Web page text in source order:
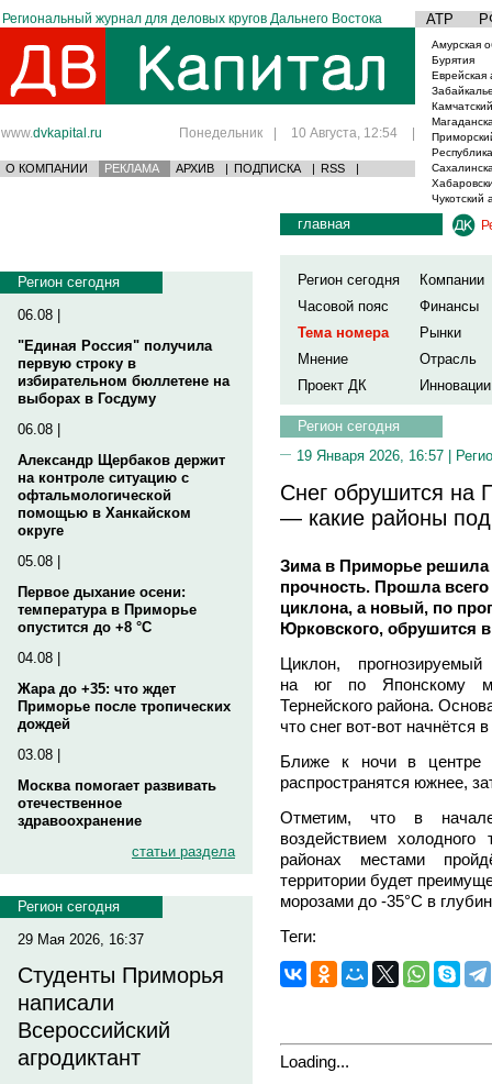
Региональный журнал для деловых кругов Дальнего Востока АТР
www.dvkapital.ru Понедельник | 10 Августа, 12:54 |
О КОМПАНИИ РЕКЛАМА АРХИВ | ПОДПИСКА | RSS |
Амурская
Бурятия
Еврейская
Чукотский
Регион сегодня
06.08 |
"Единая Россия" получила
первую строку в
избирательном бюллетене на
выборах в Госдуму
06.08 |
Александр Щербаков держит
на контроле ситуацию с
офтальмологической
помощью в Ханкайском
округе
05.08 |
Первое дыхание осени:
температура в Приморье
опустится до +8 °C
04.08 |
Жара до +35: что ждет
Приморье после тропических
дождей
03.08 |
Москва помогает развивать
отечественное
здравоохранение
статьи раздела
Регион сегодня
29 Мая 2026, 16:37
Студенты Приморья
написали
Всероссийский
агродиктант
главная
Регион сегодня
Компании
Часовой пояс
Финансы
Тема номера
Рынки
Мнение
Отрасль
Проект ДК
Инновации
Регион сегодня
19 Января 2026, 16:57 |
Снег обрушится на
— какие районы
Зима в Приморье решила
прочность. Прошла
циклона, а новый, по
Юрковского, обрушится
Циклон,
на юг по Японскому
Тернейского района.
что снег вот-вот начнётся
Ближе к ночи в центре
распространятся южнее,
Отметим, что в
воздействием
районах местами
территории будет
морозами до -35°С в
Теги:
Loading...